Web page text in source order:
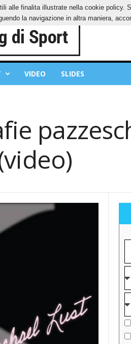
VIDEO SLIDES
finalita illustrate nella cookie
la navigazione in altra maniera,